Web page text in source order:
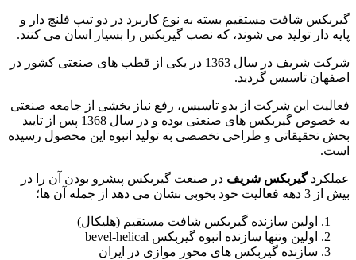
گیربکس شافت مستقیم بسته به نوع کاربرد در دو تیپ فلنچ دار و
پایه دار تولید می شوند، که نصب گیربکس را بسیار اسان می کنند.
شرکت شریف در سال 1363 در یکی از قطب های صنعتی کشور در
اصفهان تاسیس گردید.
فعالیت این شرکت از بدو تاسیس، رفع نیاز بخشی از جامعه صنعتی
به خصوص گیربکس های صنعتی بوده و در سال 1368 پس از تایید
بخش تحقیقاتی و طراحی تخصصی به تولید انبوه این محصول رسیده
است.
عملکردگیربکس شریف در صنعت گیربکس پیشرو بودن آن را در
بیش از 3 دهه فعالیت خود بخوبی نشان می دهد از جمله آن ها؛
اولین سازنده گیربکس شافت مستقیم (هلیکال)
اولین وتنها سازنده انبوه گیربکس bevel-helical
سازنده گیربکس های محور موازی در ایران